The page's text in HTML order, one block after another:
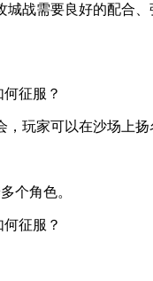
战需要良好的配合
玩家可以在沙场上扬
个角色。